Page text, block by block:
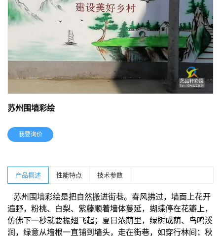
苏州围墙彩绘
我要询价
产品概述 性能特点 技术参数
苏州围墙彩绘是把自然搬进街巷。春风拂过，墙面上花开
遍野，粉桃、白梨、紫藤顺着墙体蔓延，蝴蝶停在花瓣上，
仿佛下一秒就要振翅飞起；夏日浓荫里，绿树成荫、鸟鸣溪
涧，绿意从墙根一直铺到墙头，走在街巷，如穿行林间；秋